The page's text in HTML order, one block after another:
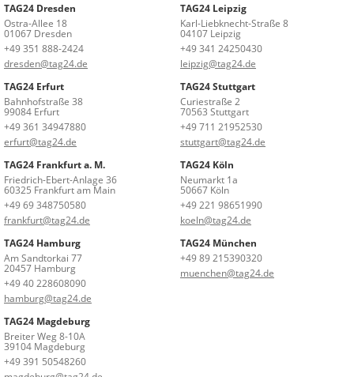
TAG24 Dresden
Ostra-Allee 18
01067 Dresden
+49 351 888-2424
dresden@tag24.de
TAG24 Leipzig
Karl-Liebknecht-Straße 8
04107 Leipzig
+49 341 24250430
leipzig@tag24.de
TAG24 Erfurt
Bahnhofstraße 38
99084 Erfurt
+49 361 34947880
erfurt@tag24.de
TAG24 Stuttgart
Curiestraße 2
70563 Stuttgart
+49 711 21952530
stuttgart@tag24.de
TAG24 Frankfurt a. M.
Friedrich-Ebert-Anlage 36
60325 Frankfurt am Main
+49 69 348750580
frankfurt@tag24.de
TAG24 Köln
Neumarkt 1a
50667 Köln
+49 221 98651990
koeln@tag24.de
TAG24 Hamburg
Am Sandtorkai 77
20457 Hamburg
+49 40 228608090
hamburg@tag24.de
TAG24 München
+49 89 215390320
muenchen@tag24.de
TAG24 Magdeburg
Breiter Weg 8-10A
39104 Magdeburg
+49 391 50548260